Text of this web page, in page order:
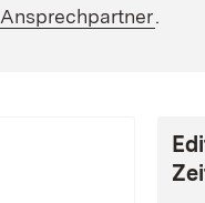
Ansprechpartner.